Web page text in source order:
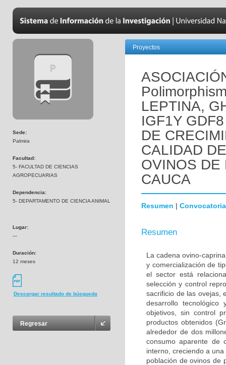
Sede:
Palmira
Facultad:
5- FACULTAD DE CIENCIAS
AGROPECUARIAS
Dependencia:
5- DEPARTAMENTO DE CIENCIA ANIMAL
Lugar:
---
Duración:
12 meses
Descargar resultado de búsqueda
Regresar
Proyectos
LEPTINA,
IGF1Y
DE
CALIDAD
OVINOS DE
CAUCA
Resumen | Convocatoria
Resumen
La cadena ovino-
y comercialización de
el sector está
selección y control
sacrificio de las ovejas,
desarrollo tecnológico
objetivos, sin control
productos obtenidos
alrededor de dos
consumo aparente de
interno, creciendo a
población de ovinos de